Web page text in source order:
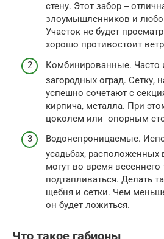
стену. Этот забор ‒
злоумышленников и
Участок не будет
хорошо противостоит
Комбинированные. Часто
загородных оград. Сетку,
успешно сочетают с
кирпича, металла. При
цоколем или опорным
Водонепроницаемые.
усадьбах, расположенных
могут во время весеннего
подтапливаться. Делать
щебня и сетки. Чем
он будет ложиться.
Что такое габионы